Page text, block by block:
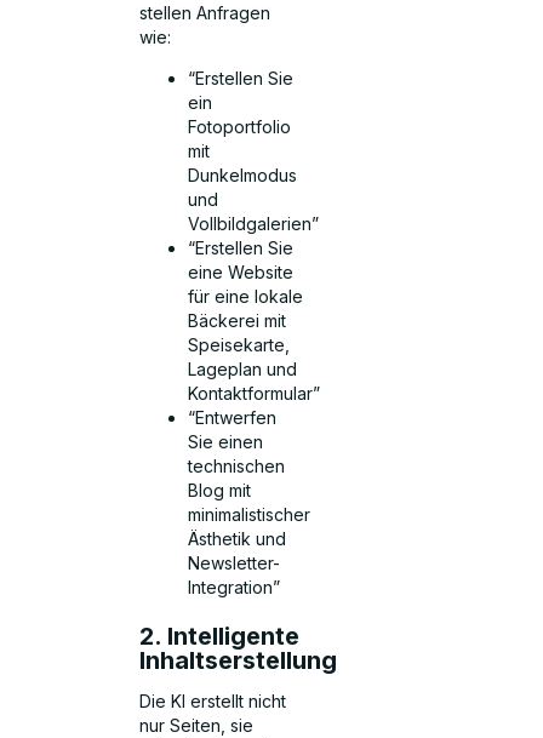
stellen Anfragen
wie:
“Erstellen Sie
ein
Fotoportfolio
mit
Dunkelmodus
und
Vollbildgalerien”
“Erstellen Sie
eine Website
für eine lokale
Bäckerei mit
Speisekarte,
Lageplan und
Kontaktformular”
“Entwerfen
Sie einen
technischen
Blog mit
minimalistischer
Ästhetik und
Newsletter-
Integration”
2. Intelligente
Inhaltserstellung
Die KI erstellt nicht
nur Seiten, sie